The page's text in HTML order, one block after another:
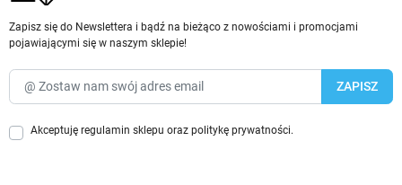
Zapisz się do Newslettera i bądź na bieżąco z nowościami i promocjami
pojawiającymi się w naszym sklepie!
Akceptuję regulamin sklepu oraz politykę prywatności.